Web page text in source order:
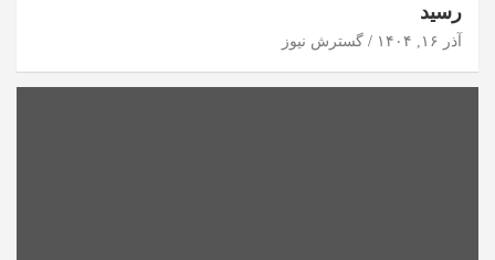
رسید
آذر ۱۶, ۱۴۰۴ گسترش نیوز